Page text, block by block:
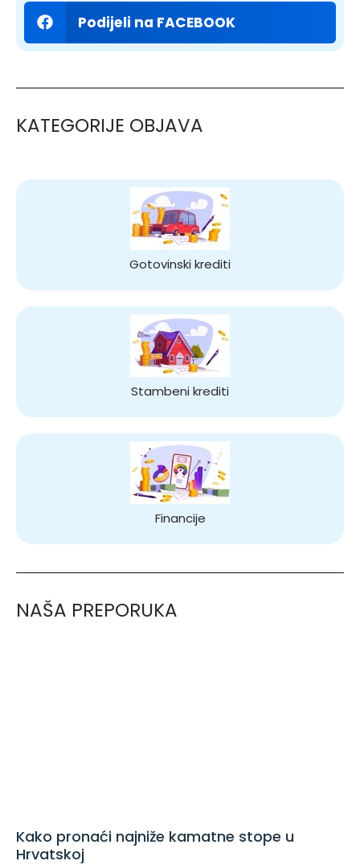
Podijeli na FACEBOOK
KATEGORIJE OBJAVA
Gotovinski krediti
Stambeni krediti
Financije
NAŠA PREPORUKA
Kako pronaći najniže kamatne stope u
Hrvatskoj